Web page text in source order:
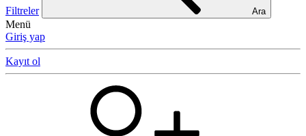
Filtreler Ara
Menü
Giriş yap
Kayıt ol